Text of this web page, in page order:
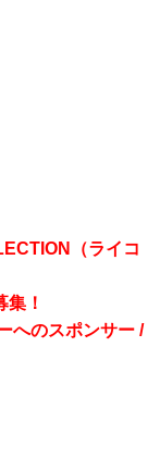
（ライコ
！
へのスポンサー /